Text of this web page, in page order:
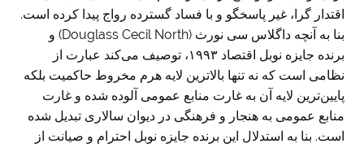
اقتدار گرا، غیر پاسخگو و با فساد گسترده رواج پیدا کرده است.
بنا به آنچه داگلاس سی نورث (Douglass Cecil North) و
برنده جايزه نوبل اقتصاد ١٩٩٣، توصیف می‌کند عبارت از
نظامی است که نه تنها بالاترین لایه هرم مخروط حاکمیت بلکه
پایین‌ترین لایه آن به غارت منابع عمومی آلوده شده و غارت
منابع عمومی به هنجار و فرهنگی در دیوان سالاری تبدیل شده
است. بنا به استدلال این برنده جایزه نوبل احترام و صیانت از